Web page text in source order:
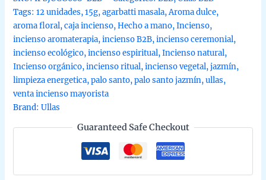
santo
con
jazmin
organico
de
Ullas
agarbatti
masala
hecho
a
Tags:12 unidades,15g,agarbatti masala,Aroma dulce,
aroma floral,caja incienso,Hecho a mano,Incienso,
incienso aromaterapia,incienso B2B,incienso ceremonial,
incienso ecológico,incienso espiritual,Incienso natural,
Incienso orgánico,incienso ritual,incienso vegetal,jazmín,
limpieza energetica,palo santo,palo santo jazmín,ullas,
venta incienso mayorista
Brand:Ullas
Guaranteed Safe Checkout